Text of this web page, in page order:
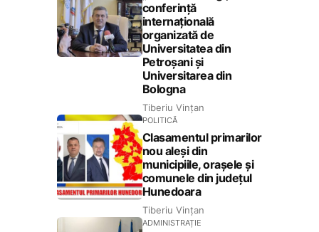
conferință
internațională
organizată de
Universitatea din
Petroșani și
Universitarea din
Bologna
Tiberiu Vințan
POLITICĂ
Clasamentul primarilor
nou aleși din
municipiile, orașele și
comunele din județul
Hunedoara
Tiberiu Vințan
ADMINISTRAȚIE